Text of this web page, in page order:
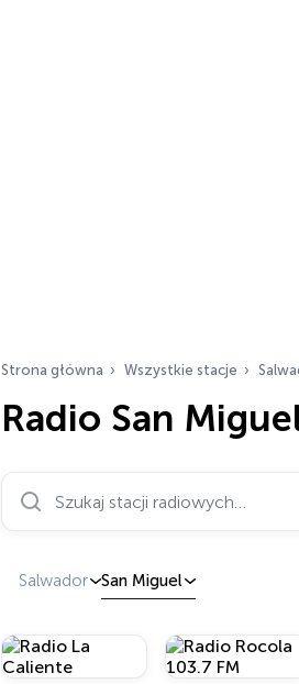
Strona główna Wszystkie stacje
Radio San
Szukaj stacji radiowych…
Salwador San Miguel